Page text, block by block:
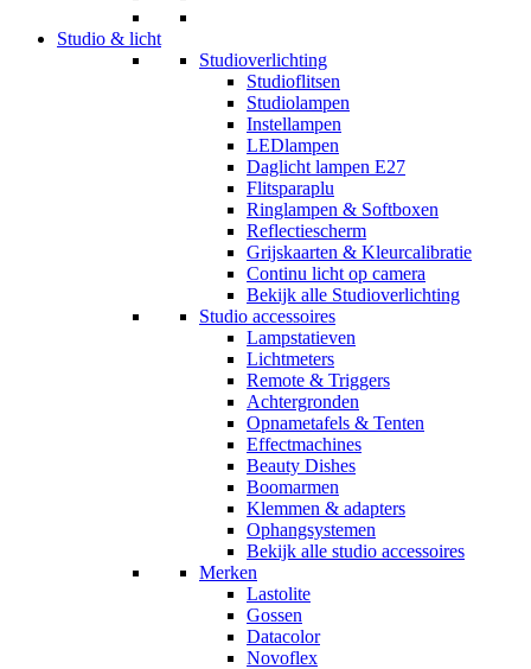
Studio & licht
Studioverlichting
Studioflitsen
Studiolampen
Instellampen
LEDlampen
Daglicht lampen E27
Flitsparaplu
Ringlampen & Softboxen
Reflectiescherm
Grijskaarten & Kleurcalibratie
Continu licht op camera
Bekijk alle Studioverlichting
Studio accessoires
Lampstatieven
Lichtmeters
Remote & Triggers
Achtergronden
Opnametafels & Tenten
Effectmachines
Beauty Dishes
Boomarmen
Klemmen & adapters
Ophangsystemen
Bekijk alle studio accessoires
Merken
Lastolite
Gossen
Datacolor
Novoflex